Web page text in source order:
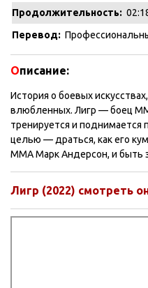
Продолжительность:
Перевод:
Описание:
История о боевых
влюбленных. Лигр — боец
тренируется и поднимается
целью — драться, как его
ММА Марк Андерсон, и быть
Лигр (2022) смотреть